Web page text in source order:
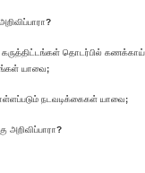
கருத்திட்டங்கள் தொடர்பில்
யாவை;
நடவடிக்கைகள் யாவை;
அறிவிப்பாரா?